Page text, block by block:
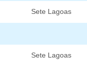
Sete Lagoas
Sete Lagoas